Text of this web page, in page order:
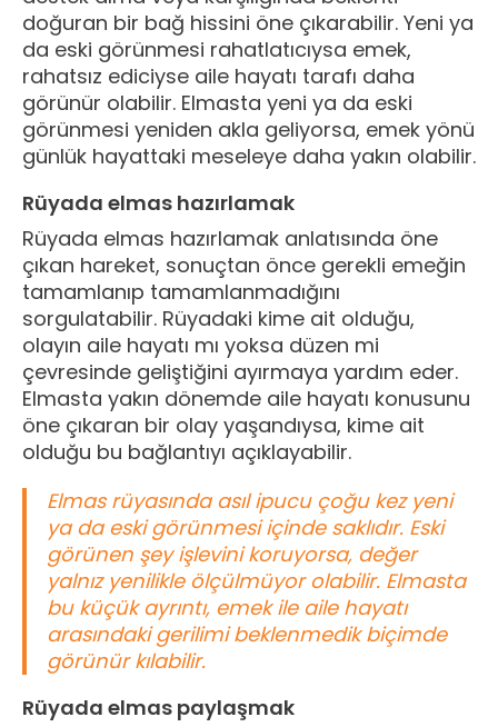
doğuran bir bağ hissini öne çıkarabilir. Yeni ya
da eski görünmesi rahatlatıcıysa emek,
rahatsız ediciyse aile hayatı tarafı daha
görünür olabilir. Elmasta yeni ya da eski
görünmesi yeniden akla geliyorsa, emek yönü
günlük hayattaki meseleye daha yakın olabilir.
Rüyada elmas hazırlamak
Rüyada elmas hazırlamak anlatısında öne
çıkan hareket, sonuçtan önce gerekli emeğin
tamamlanıp tamamlanmadığını
sorgulatabilir. Rüyadaki kime ait olduğu,
olayın aile hayatı mı yoksa düzen mi
çevresinde geliştiğini ayırmaya yardım eder.
Elmasta yakın dönemde aile hayatı konusunu
öne çıkaran bir olay yaşandıysa, kime ait
olduğu bu bağlantıyı açıklayabilir.
Elmas rüyasında asıl ipucu çoğu kez yeni
ya da eski görünmesi içinde saklıdır. Eski
görünen şey işlevini koruyorsa, değer
yalnız yenilikle ölçülmüyor olabilir. Elmasta
bu küçük ayrıntı, emek ile aile hayatı
arasındaki gerilimi beklenmedik biçimde
görünür kılabilir.
Rüyada elmas paylaşmak